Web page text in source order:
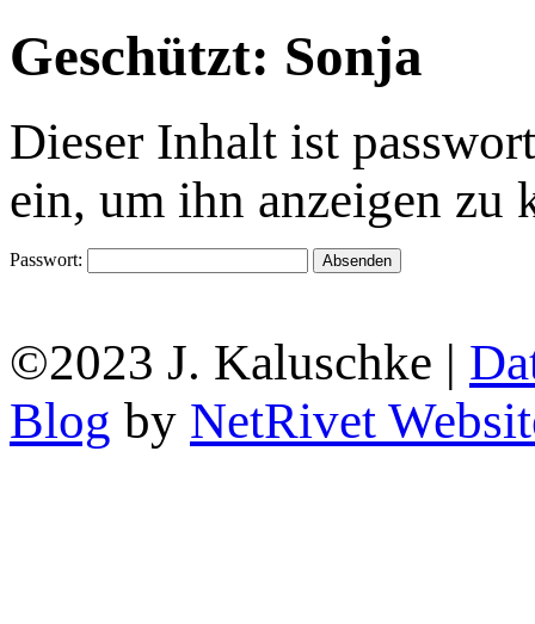
Geschützt: Sonja
Dieser Inhalt ist
ein, um ihn anzeigen zu
Passwort:
©2023 J. Kaluschke |
Blog by NetRivet